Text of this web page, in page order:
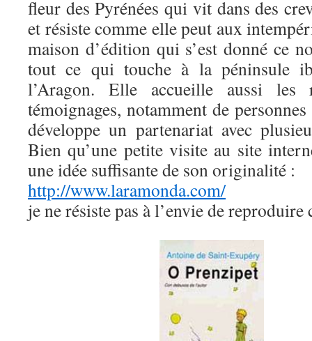
fleur des Pyrénées qui vit dans des
et résiste comme elle peut aux
maison d’édition qui s’est donné ce
tout ce qui touche à la péninsule
l’Aragon. Elle accueille aussi
témoignages, notamment de
développe un partenariat avec
Bien qu’une petite visite au site
une idée suffisante de son originalité :
http://www.laramonda.com/
je ne résiste pas à l’envie de reproduire